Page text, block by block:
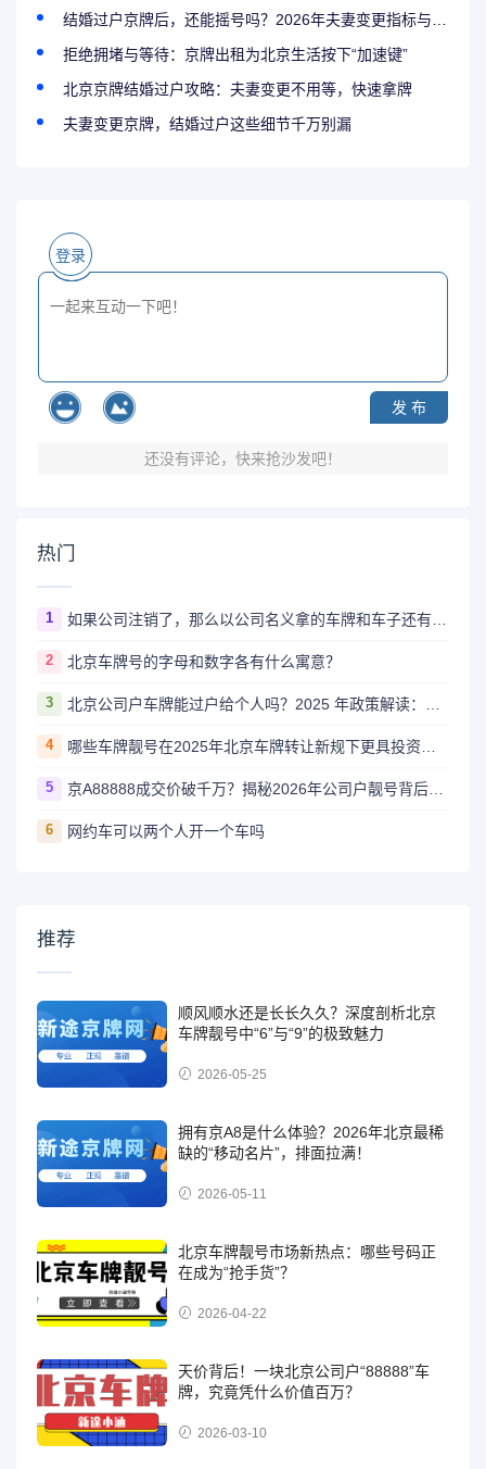
结婚过户京牌后，还能摇号吗？2026年夫妻变更指标与家庭摇号的冲突解答
拒绝拥堵与等待：京牌出租为北京生活按下“加速键”
北京京牌结婚过户攻略：夫妻变更不用等，快速拿牌
夫妻变更京牌，结婚过户这些细节千万别漏
登录
发 布
还没有评论，快来抢沙发吧！
热门
1 如果公司注销了，那么以公司名义拿的车牌和车子还有用吗？怎么处理？
2 北京车牌号的字母和数字各有什么寓意？
3
4
5 京A88888成交价破千万？揭秘2026年公司户靓号背后的财富逻辑
6 网约车可以两个人开一个车吗
推荐
顺风顺水还是长长久久？深度剖析北京
车牌靓号中“6”与“9”的极致魅力
2026-05-25
拥有京A8是什么体验？2026年北京最稀
缺的“移动名片”，排面拉满！
2026-05-11
北京车牌靓号市场新热点：哪些号码正
在成为“抢手货”？
2026-04-22
天价背后！一块北京公司户“88888”车
牌，究竟凭什么价值百万？
2026-03-10